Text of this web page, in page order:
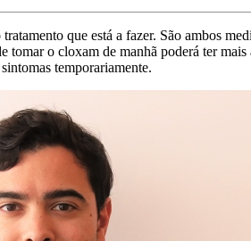
que está a fazer. São ambos
tomar o cloxam de manhã poderá ter
temporariamente.